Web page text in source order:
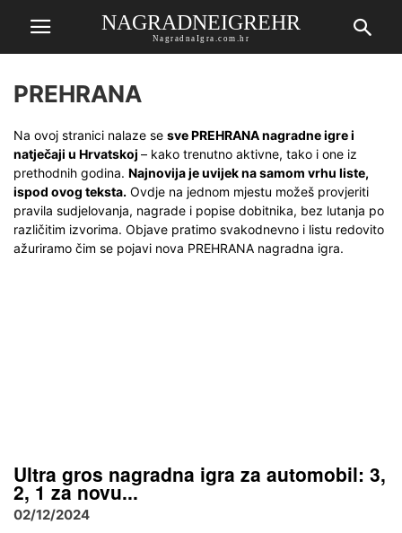
NAGRADNEIGREHR
NagradnaIgra.com.hr
PREHRANA
Na ovoj stranici nalaze se sve PREHRANA nagradne igre i
natječaji u Hrvatskoj – kako trenutno aktivne, tako i one iz
prethodnih godina. Najnovija je uvijek na samom vrhu liste,
ispod ovog teksta. Ovdje na jednom mjestu možeš provjeriti
pravila sudjelovanja, nagrade i popise dobitnika, bez lutanja po
različitim izvorima. Objave pratimo svakodnevno i listu redovito
ažuriramo čim se pojavi nova PREHRANA nagradna igra.
Ultra gros nagradna igra za automobil: 3,
2, 1 za novu...
02/12/2024